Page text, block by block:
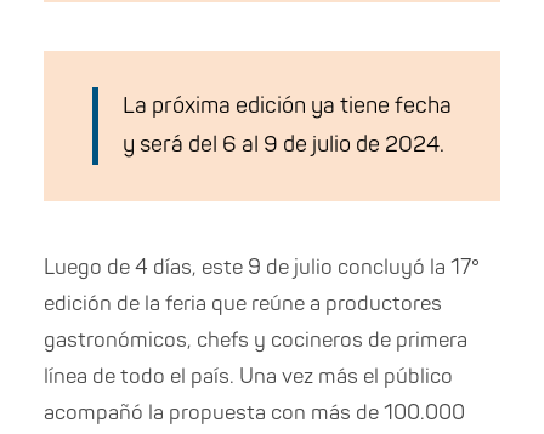
La próxima edición ya tiene fecha
y será del 6 al 9 de julio de 2024.
Luego de 4 días, este 9 de julio concluyó la 17°
edición de la feria que reúne a productores
gastronómicos, chefs y cocineros de primera
línea de todo el país. Una vez más el público
acompañó la propuesta con más de 100.000